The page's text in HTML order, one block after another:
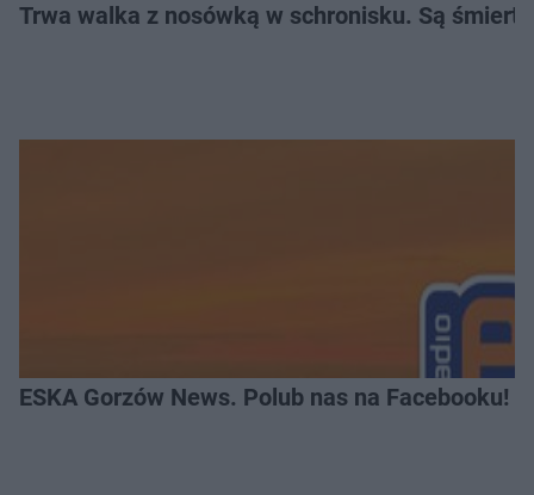
Trwa walka z nosówką w schronisku. Są
ESKA Gorzów News. Polub nas na Facebooku!